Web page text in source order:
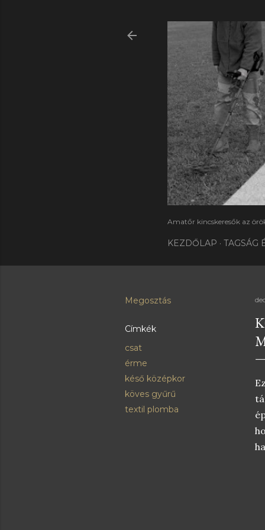
Amatőr kincskeresők az
KEZDŐLAP TAGSÁG
Megosztás
Címkék
csat
érme
késő középkor
köves gyűrű
textil plomba